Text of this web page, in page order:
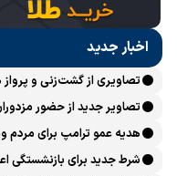
اخبار جدید
تصاویری از گشت‌زنی و پرواز
تصاویر جدید از حضور
اوکراین
هدیه عمو ترامپ برای مردم
شرط جدید برای بازنشستگی